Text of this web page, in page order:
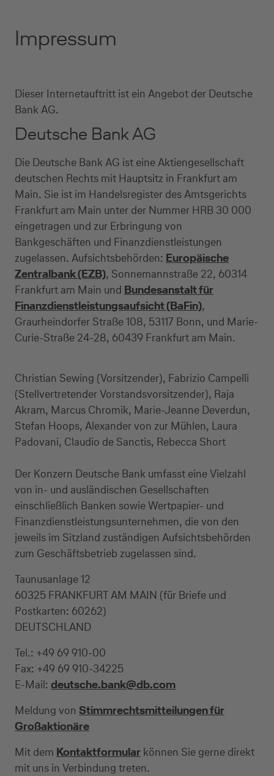
Direkt zur Suche (Enter drücken)
Impressum
Dieser Internetauftritt ist ein Angebot der Deutsche
Bank AG.
Deutsche Bank AG
Die Deutsche Bank AG ist eine Aktiengesellschaft
deutschen Rechts mit Hauptsitz in Frankfurt am
Main. Sie ist im Handelsregister des Amtsgerichts
Frankfurt am Main unter der Nummer HRB 30 000
eingetragen und zur Erbringung von
Bankgeschäften und Finanzdienstleistungen
zugelassen. Aufsichtsbehörden: Europäische
Zentralbank (EZB), Sonnemannstraße 22, 60314
Frankfurt am Main und Bundesanstalt für
Finanzdienstleistungsaufsicht (BaFin),
Graurheindorfer Straße 108, 53117 Bonn, und Marie-
Curie-Straße 24-28, 60439 Frankfurt am Main.
Christian Sewing (Vorsitzender), Fabrizio Campelli
(Stellvertretender Vorstandsvorsitzender), Raja
Akram, Marcus Chromik, Marie-Jeanne Deverdun,
Stefan Hoops, Alexander von zur Mühlen, Laura
Padovani, Claudio de Sanctis, Rebecca Short
Der Konzern Deutsche Bank umfasst eine Vielzahl
von in- und ausländischen Gesellschaften
einschließlich Banken sowie Wertpapier- und
Finanzdienstleistungsunternehmen, die von den
jeweils im Sitzland zuständigen Aufsichtsbehörden
zum Geschäftsbetrieb zugelassen sind.
Taunusanlage 12
60325 FRANKFURT AM MAIN (für Briefe und
Postkarten: 60262)
DEUTSCHLAND
Tel.: +49 69 910-00
Fax: +49 69 910-34225
E-Mail: deutsche.bank@db.com
Meldung von Stimmrechtsmitteilungen für
Großaktionäre
Mit dem Kontaktformular können Sie gerne direkt
mit uns in Verbindung treten.